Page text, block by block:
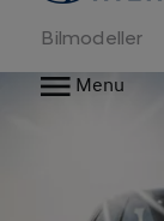
Bilmodeller
Menu